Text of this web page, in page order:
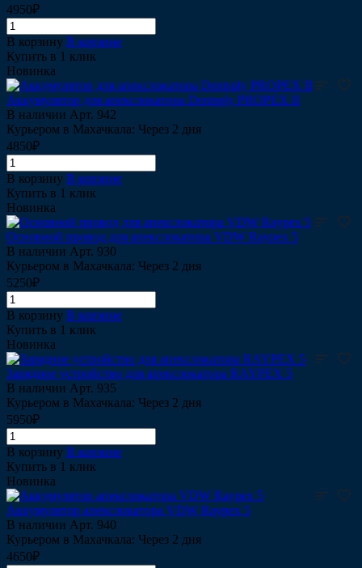
4950₽
В корзину В корзине
Купить в 1 клик
Новинка
Аккумулятор для апекслокатора Dentsply PROPEX II
В наличии Арт. 942
Курьером в Махачкала: Через 2 дня
4850₽
В корзину В корзине
Купить в 1 клик
Новинка
Основной провод для апекслокатора VDW Raypex 5
В наличии Арт. 930
Курьером в Махачкала: Через 2 дня
5250₽
В корзину В корзине
Купить в 1 клик
Новинка
Зарядное устройство для апекслокатора RAYPEX 5
В наличии Арт. 935
Курьером в Махачкала: Через 2 дня
5950₽
В корзину В корзине
Купить в 1 клик
Новинка
Аккумулятор апекслокатора VDW Raypex 5
В наличии Арт. 940
Курьером в Махачкала: Через 2 дня
4650₽